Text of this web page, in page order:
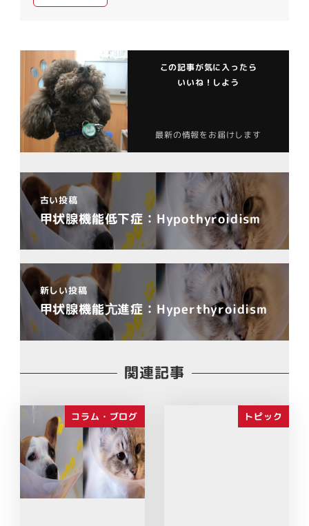
この記事が気に入ったら
いいね！しよう
最新の情報をお届けします
古い投稿
甲状腺機能低下症：Hypothyroidism
新しい投稿
甲状腺機能亢進症：Hyperthyroidism
関連記事
コラム・ブログ トピック